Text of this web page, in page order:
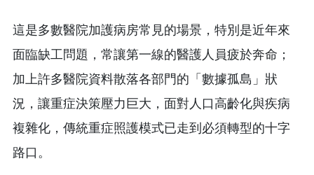
這是多數醫院加護病房常見的場景，特別是近年來
面臨缺工問題，常讓第一線的醫護人員疲於奔命；
加上許多醫院資料散落各部門的「數據孤島」狀
況，讓重症決策壓力巨大，面對人口高齡化與疾病
複雜化，傳統重症照護模式已走到必須轉型的十字
路口。